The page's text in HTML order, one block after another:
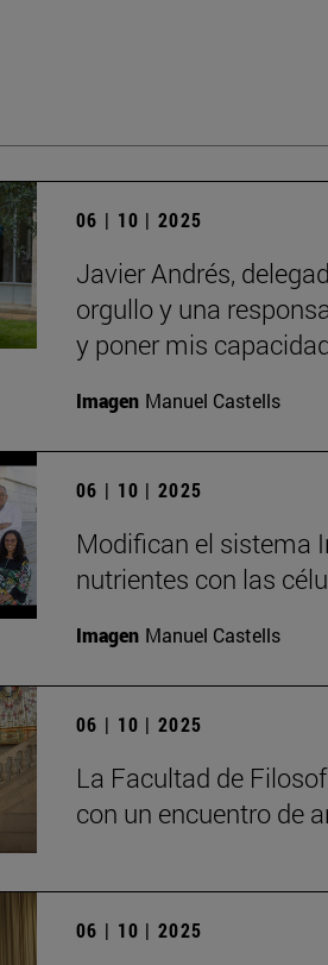
06 | 10 | 2025
Javier Andrés,
orgullo y una
y poner mis
Imagen Manuel Castells
06 | 10 | 2025
Modifican el sistema
nutrientes con las
Imagen Manuel Castells
06 | 10 | 2025
La Facultad de
con un encuentro de
06 | 10 | 2025